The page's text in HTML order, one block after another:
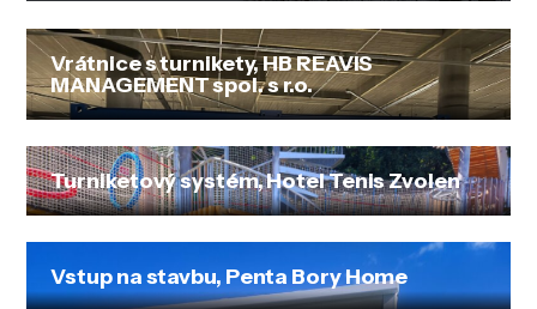
Vrátnice s turnikety, HB REAVIS
MANAGEMENT spol. s r.o.
Turniketový systém, Hotel Tenis Zvolen
Vstup na stavbu, Penta Bory Home